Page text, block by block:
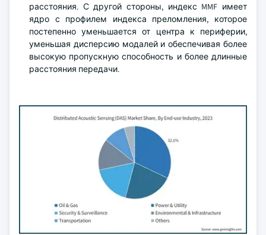
расстояния. С другой стороны, индекс MMF имеет
ядро с профилем индекса преломления, которое
постепенно уменьшается от центра к периферии,
уменьшая дисперсию модалей и обеспечивая более
высокую пропускную способность и более длинные
расстояния передачи.